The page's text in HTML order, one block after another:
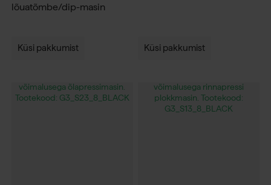
lõuatõmbe/dip-masin
Küsi pakkumist Küsi pakkumist